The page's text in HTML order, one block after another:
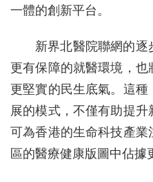
一體的創新平台。
新界北醫院聯網的逐
更有保障的就醫環境，也
更堅實的民生底氣。這
展的模式，不僅有助提
可為香港的生命科技產
區的醫療健康版圖中佔據